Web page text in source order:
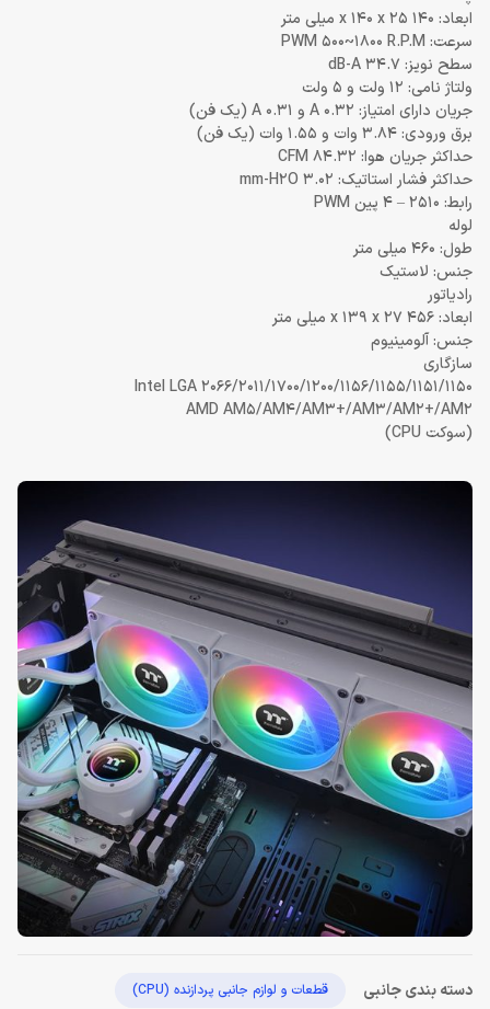
ابعاد: 140 x 140 x 25 میلی متر
سرعت: PWM 500~1800 R.P.M
سطح نویز: 34.7 dB-A
ولتاژ نامی: 12 ولت و 5 ولت
جریان دارای امتیاز: 0.32 A و 0.31 A (یک فن)
برق ورودی: 3.84 وات و 1.55 وات (یک فن)
حداکثر جریان هوا: 84.32 CFM
حداکثر فشار استاتیک: 3.02 mm-H2O
رابط: 2510 – 4 پین PWM
لوله
طول: 460 میلی متر
جنس: لاستیک
رادیاتور
ابعاد: 456 x 139 x 27 میلی متر
جنس: آلومینیوم
سازگاری
Intel LGA 2066/2011/1700/1200/1156/1155/1151/1150
AMD AM5/AM4/AM3+/AM3/AM2+/AM2
(سوکت CPU)
دسته بندی جانبی قطعات و لوازم جانبی پردازنده (CPU)